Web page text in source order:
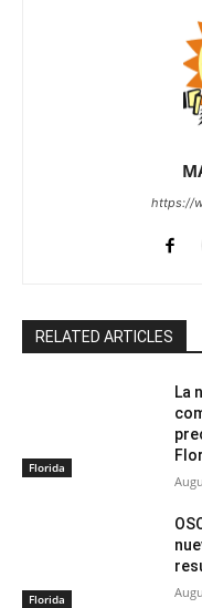
https://
RELATED ARTICLES
Florida
La
Florida